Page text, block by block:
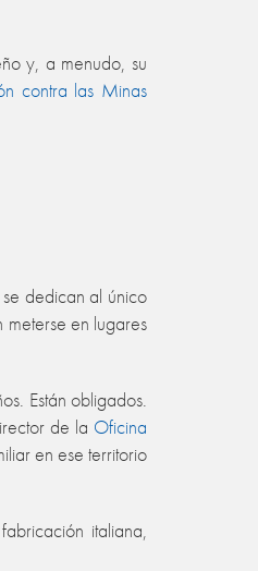
y, a menudo, su
contra las Minas
dedican al único
en lugares
Están obligados.
de la Oficina
en ese territorio
italiana,